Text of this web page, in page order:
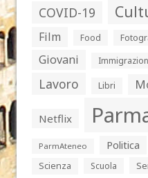
COVID-19
Film Food
Giovani
Lavoro Libri
Netflix
ParmAteneo Politica
Scienza
Scuola